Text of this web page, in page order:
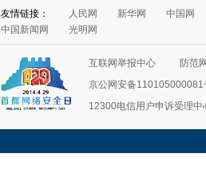
友情链接： 人民网 新华网
中国网
中国新闻网
光明网
互联网举报中心
防范
京公网安备110105000081
12300电信用户申诉受理中